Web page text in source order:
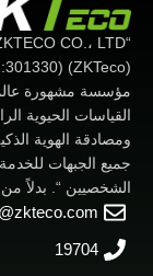
“ZKTECO CO.، LTD.
مؤسسة مشهورة
القياسات الحيوية
جميع الجبهات
الشخصيين “. بدلاً
19704